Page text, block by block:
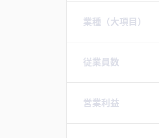
業種（大項目）
従業員数
営業利益